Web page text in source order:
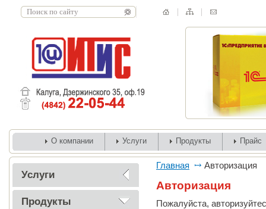
О компании Услуги Продукты Прайс
Услуги
Продукты
Главная Авторизация
Авторизация
Пожалуйста,